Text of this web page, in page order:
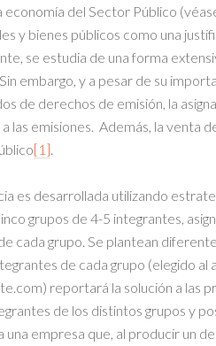
economía del Sector Público
y bienes públicos como una
se estudia de una forma
embargo, y a pesar de su
de derechos de emisión, la
las emisiones. Además, la venta
[1].
es desarrollada utilizando
grupos de 4-5 integrantes,
cada grupo. Se plantean
de cada grupo (elegido
reportará la solución a las
de los distintos grupos y
una empresa que, al producir un